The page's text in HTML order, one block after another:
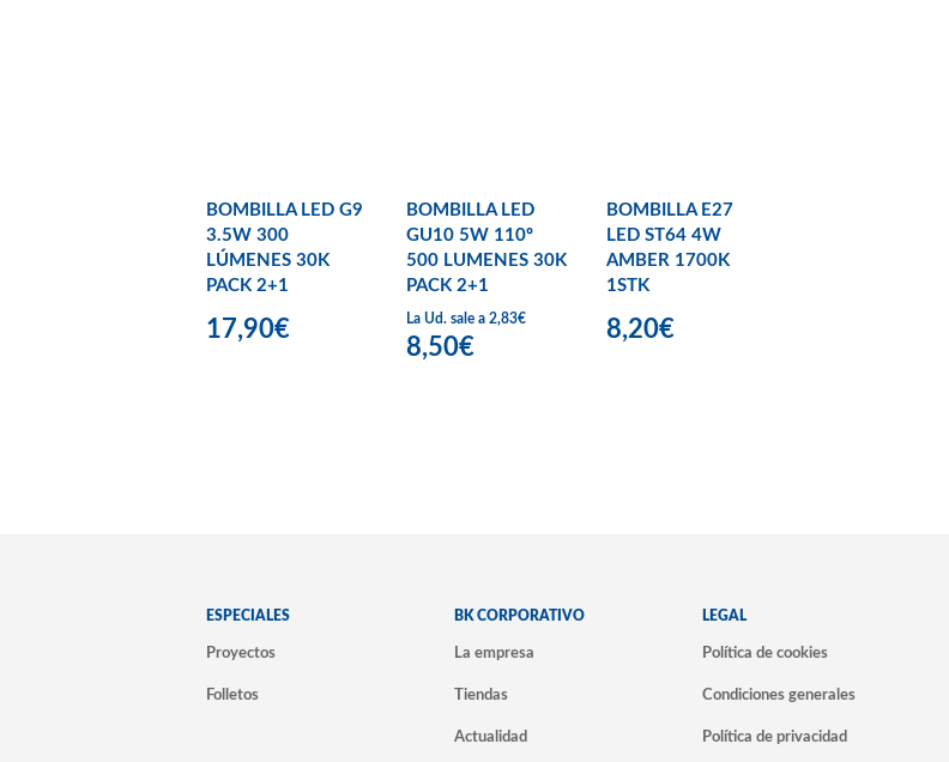
BOMBILLA LED G9
3.5W 300
LÚMENES 30K
PACK 2+1
17,90€
BOMBILLA LED
GU10 5W 110º
500 LUMENES 30K
PACK 2+1
La Ud. sale a 2,83€
8,50€
BOMBILLA E27
LED ST64 4W
AMBER 1700K
1STK
8,20€
ESPECIALES
Proyectos
Folletos
BK CORPORATIVO
La empresa
Tiendas
Actualidad
LEGAL
Política de cookies
Condiciones generales
Política de privacidad